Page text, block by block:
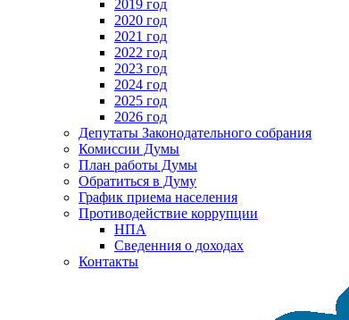
2019 год
2020 год
2021 год
2022 год
2023 год
2024 год
2025 год
2026 год
Депутаты Законодательного собрания
Комиссии Думы
План работы Думы
Обратиться в Думу
График приема населения
Противодействие коррупции
НПА
Сведенния о доходах
Контакты